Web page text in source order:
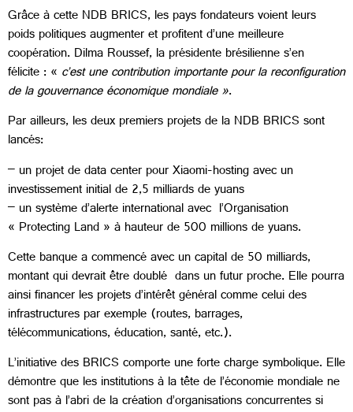
Grâce à cette NDB BRICS, les pays fondateurs voient leurs
poids politiques augmenter et profitent d’une meilleure
coopération. Dilma Roussef, la présidente brésilienne s’en
félicite : « c’est une contribution importante pour la reconfiguration
de la gouvernance économique mondiale ».
Par ailleurs, les deux premiers projets de la NDB BRICS sont
lancés:
– un projet de data center pour Xiaomi-hosting avec un
investissement initial de 2,5 milliards de yuans
– un système d’alerte international avec l’Organisation
« Protecting Land » à hauteur de 500 millions de yuans.
Cette banque a commencé avec un capital de 50 milliards,
montant qui devrait être doublé dans un futur proche. Elle pourra
ainsi financer les projets d’intérêt général comme celui des
infrastructures par exemple (routes, barrages,
télécommunications, éducation, santé, etc.).
L’initiative des BRICS comporte une forte charge symbolique. Elle
démontre que les institutions à la tête de l’économie mondiale ne
sont pas à l’abri de la création d’organisations concurrentes si